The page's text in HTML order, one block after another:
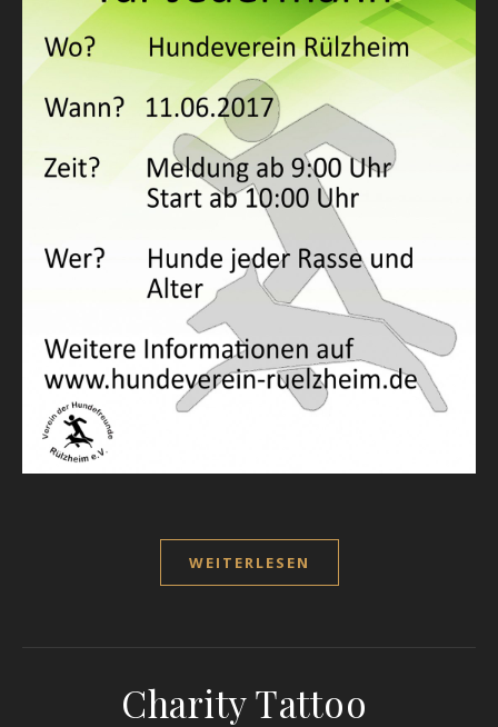
WEITERLESEN
Charity Tattoo